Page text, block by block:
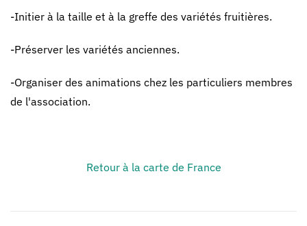
-Initier à la taille et à la greffe des variétés fruitières.
-Préserver les variétés anciennes.
-Organiser des animations chez les particuliers membres
de l'association.
Retour à la carte de France